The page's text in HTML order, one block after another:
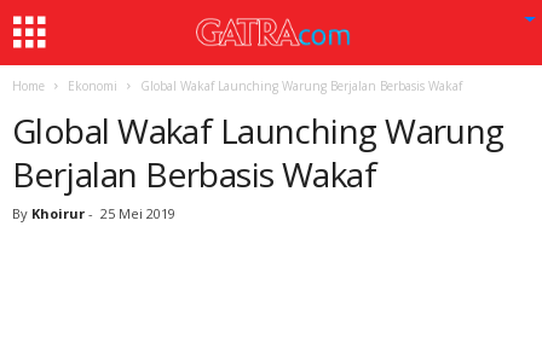
Home Ekonomi Global Wakaf Launching Warung Berjalan Berbasis Wakaf
Global Wakaf Launching Warung
Berjalan Berbasis Wakaf
By Khoirur - 25 Mei 2019